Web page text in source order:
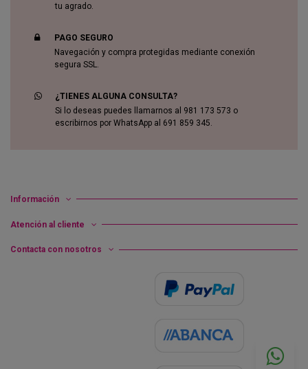
tu agrado.
PAGO SEGURO
Navegación y compra protegidas mediante conexión
segura SSL.
¿TIENES ALGUNA CONSULTA?
Si lo deseas puedes llamarnos al 981 173 573 o
escribirnos por WhatsApp al 691 859 345.
Información
Atención al cliente
Contacta con nosotros